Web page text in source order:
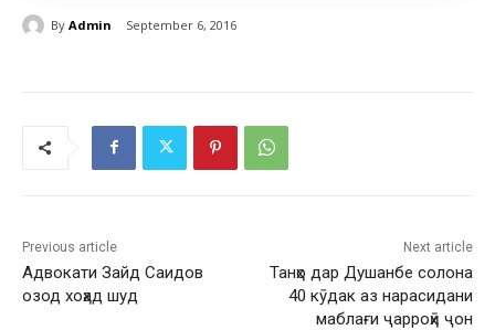
By Admin September 6, 2016
Previous article
Адвокати Зайд Саидов
озод хоҳад шуд
Next article
Танҳо дар Душанбе солона
40 кӯдак аз нарасидани
маблағи ҷарроҳӣ ҷон